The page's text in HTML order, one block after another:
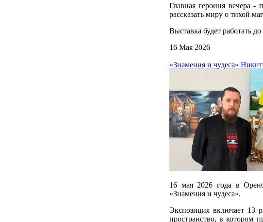
Главная героиня вечера
рассказать миру о тихой
Выставка будет работать до
16 Мая 2026
«Знамения и чудеса»
16 мая 2026 года в
«Знамения и чудеса».
Экспозиция включает 13
пространство, в котором